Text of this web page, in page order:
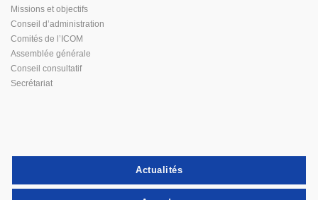
Missions et objectifs
Conseil d’administration
Comités de l’ICOM
Assemblée générale
Conseil consultatif
Secrétariat
Actualités